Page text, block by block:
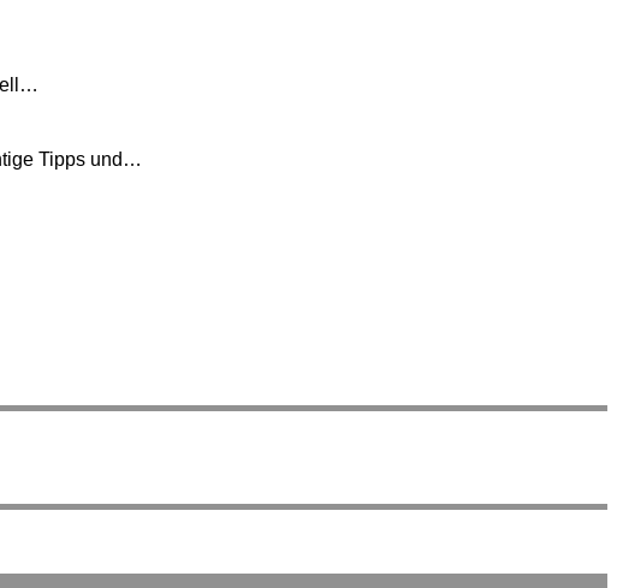
Tipps und…